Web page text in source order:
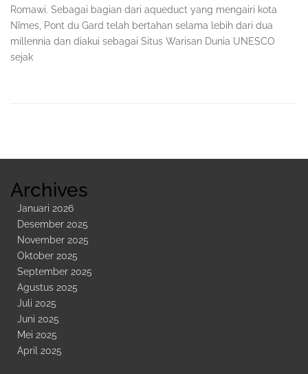
Romawi. Sebagai bagian dari aqueduct yang mengairi kota
Nîmes, Pont du Gard telah bertahan selama lebih dari dua
millennia dan diakui sebagai Situs Warisan Dunia UNESCO
sejak
Archives
Januari 2026
Desember 2025
November 2025
Oktober 2025
September 2025
Agustus 2025
Juli 2025
Juni 2025
Mei 2025
April 2025